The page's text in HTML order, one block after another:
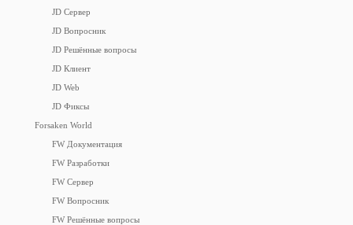
JD Сервер
JD Вопросник
JD Решённые вопросы
JD Клиент
JD Web
JD Фиксы
Forsaken World
FW Документация
FW Разработки
FW Сервер
FW Вопросник
FW Решённые вопросы